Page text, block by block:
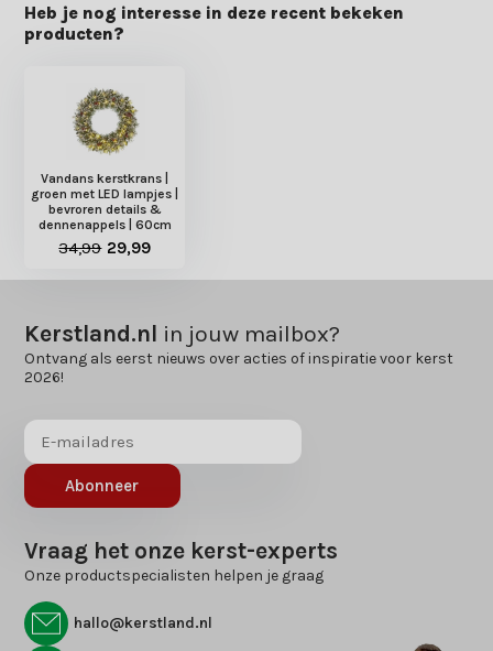
Heb je nog interesse in deze recent bekeken
producten?
Vandans kerstkrans |
groen met LED lampjes |
bevroren details &
dennenappels | 60cm
34,99 29,99
Kerstland.nl in jouw mailbox?
Ontvang als eerst nieuws over acties of inspiratie voor kerst
2026!
Abonneer
Vraag het onze kerst-experts
Onze productspecialisten helpen je graag
hallo@kerstland.nl